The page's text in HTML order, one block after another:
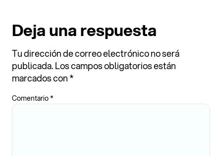
Deja una respuesta
Tu dirección de correo electrónico no será
publicada.Los campos obligatorios están
marcados con*
Comentario*